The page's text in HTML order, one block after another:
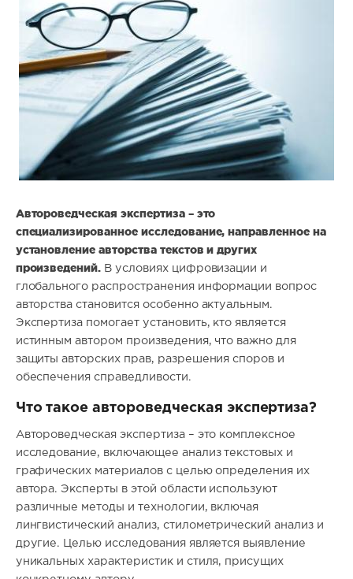
Автороведческая экспертиза – это
специализированное исследование, направленное на
установление авторства текстов и других
произведений. В условиях цифровизации и
глобального распространения информации вопрос
авторства становится особенно актуальным.
Экспертиза помогает установить, кто является
истинным автором произведения, что важно для
защиты авторских прав, разрешения споров и
обеспечения справедливости.
Что такое автороведческая экспертиза?
Автороведческая экспертиза – это комплексное
исследование, включающее анализ текстовых и
графических материалов с целью определения их
автора. Эксперты в этой области используют
различные методы и технологии, включая
лингвистический анализ, стилометрический анализ и
другие. Целью исследования является выявление
уникальных характеристик и стиля, присущих